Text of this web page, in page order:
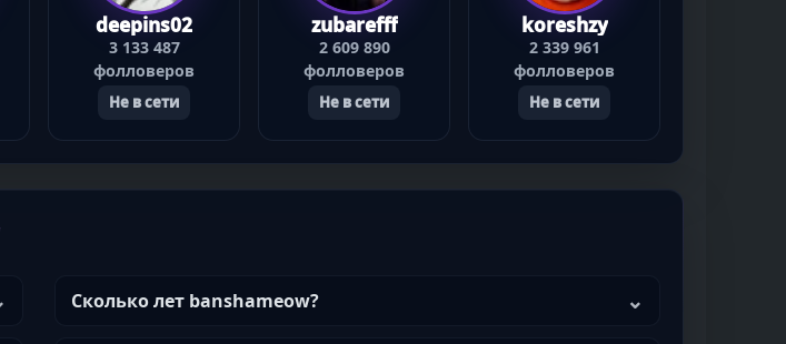
deepins02
3 133 487
фолловеров
Не в сети
zubarefff
2 609 890
фолловеров
Не в сети
koreshzy
2 339 961
фолловеров
Не в сети
Сколько лет banshameow?